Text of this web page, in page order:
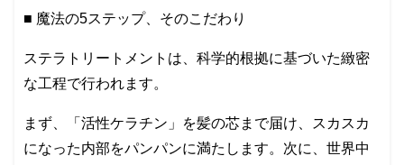
■ 魔法の5ステップ、そのこだわり
ステラトリートメントは、科学的根拠に基づいた緻密
な工程で行われます。
まず、「活性ケラチン」を髪の芯まで届け、スカスカ
になった内部をパンパンに満たします。次に、世界中